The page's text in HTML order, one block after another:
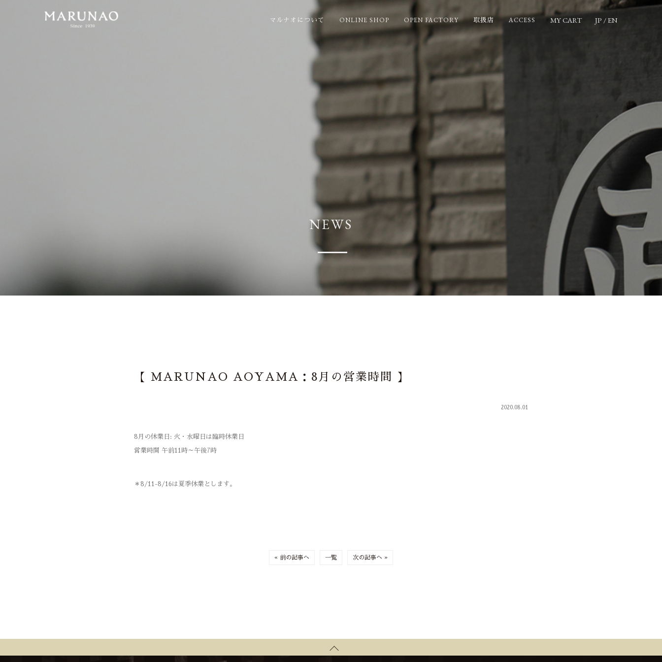
マルナオについて ONLINE SHOP OPEN FACTORY 取扱店 ACCESS JP /EN
MY CART
NEWS
【 MARUNAO AOYAMA：8月の営業時間 】
2020.08.01
8月の休業日: 火・水曜日は臨時休業日
営業時間 午前11時～午後7時
＊8/11-8/16は夏季休業とします。
« 前の記事へ 一覧 次の記事へ »